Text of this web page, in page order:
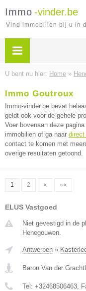
Immo -vinder.be
Vind immobilien bij u in
U bent nu hier: Home »
Immo Goutroux
Immo-vinder.be bevat
geldt ook voor de gehele
Voer bovenaan deze
immobilien of ga naar
contact te komen met
overige resultaten getoond.
1 2 » »»
ELUS Vastgoed
Niet gevestigd in de
Henegouwen.
Antwerpen »
Baron Van der
Tel: +32468506463,